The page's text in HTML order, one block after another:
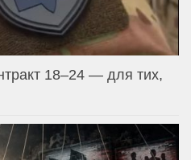
18–24 — для тих,